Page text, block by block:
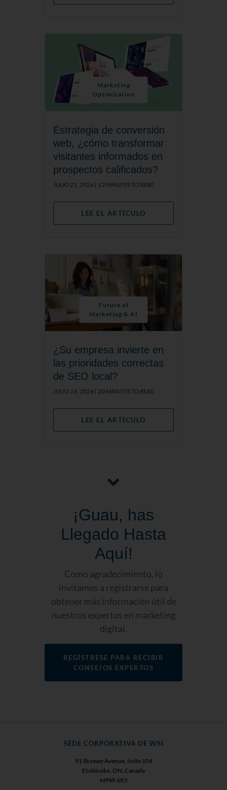
Marketing
Optimization
Estrategia de conversión
web, ¿cómo transformar
visitantes informados en
prospectos calificados?
JULIO 21, 2026 | 12 MINUTES TO READ
LEE EL ARTÍCULO
Future of
Marketing & AI
¿Su empresa invierte en
las prioridades correctas
de SEO local?
JULIO 14, 2026 | 20 MINUTES TO READ
LEE EL ARTÍCULO
¡Guau, has
Llegado Hasta
Aquí!
Como agradecimiento, lo
invitamos a registrarse para
obtener más información útil de
nuestros expertos en marketing
digital.
REGÍSTRESE PARA RECIBIR
CONSEJOS EXPERTOS
SEDE CORPORATIVA DE WSI
91 Skyway Avenue, Suite 104
Etobicoke, ON, Canada
M9W 6R5